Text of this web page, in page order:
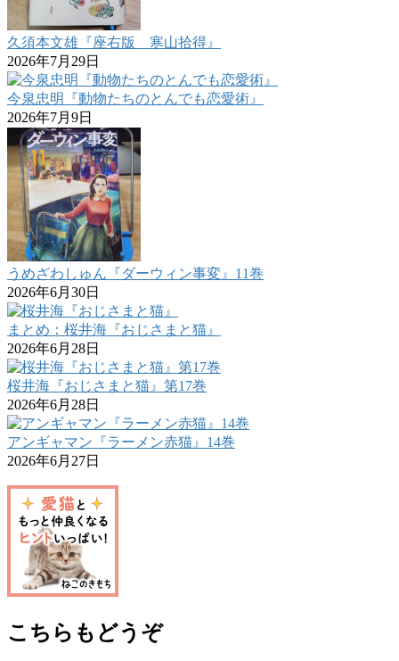
久須本文雄『座右版 寒山拾得』
2026年7月29日
今泉忠明『動物たちのとんでも恋愛術』
2026年7月9日
うめざわしゅん『ダーウィン事変』11巻
2026年6月30日
まとめ：桜井海『おじさまと猫』
2026年6月28日
桜井海『おじさまと猫』第17巻
2026年6月28日
アンギャマン『ラーメン赤猫』14巻
2026年6月27日
こちらもどうぞ